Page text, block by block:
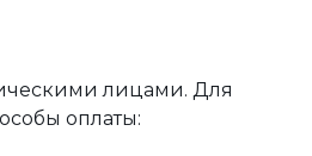
лицами. Для
оплаты: